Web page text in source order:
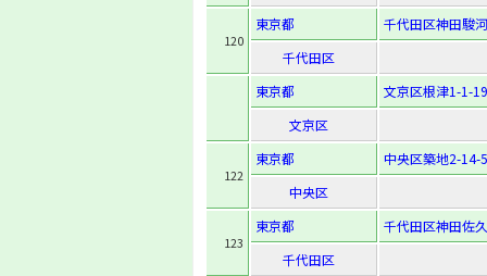
120
東京都
千代田区神田駿
千代田区
東京都
文京区根津1-1-19
文京区
122
東京都
中央区築地2-14-5
中央区
123
東京都
千代田区神田佐
千代田区